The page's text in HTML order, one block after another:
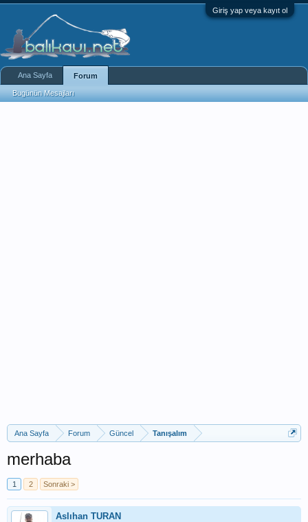
Giriş yap veya kayıt ol
Ana Sayfa Forum Güncel Tanışalım
merhaba
1 2 Sonraki >
Aslıhan TURAN
Ana Sayfa Forum
Bugünün Mesajları